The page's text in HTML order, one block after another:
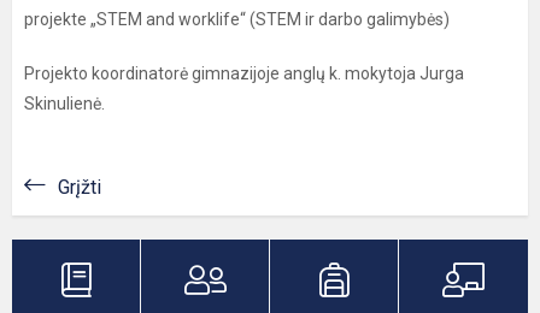
projekte „STEM and worklife“ (STEM ir darbo galimybės)
Projekto koordinatorė gimnazijoje anglų k. mokytoja Jurga
Skinulienė.
Grįžti